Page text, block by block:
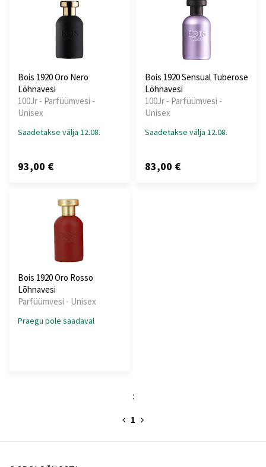
Bois 1920 Oro Nero
Lõhnavesi
100Jr - Parfüümvesi -
Unisex
Saadetakse välja 12.08.
93,00 €
Bois 1920 Sensual Tuberose
Lõhnavesi
100Jr - Parfüümvesi -
Unisex
Saadetakse välja 12.08.
83,00 €
Bois 1920 Oro Rosso
Lõhnavesi
Parfüümvesi - Unisex
Praegu pole saadaval
:
1